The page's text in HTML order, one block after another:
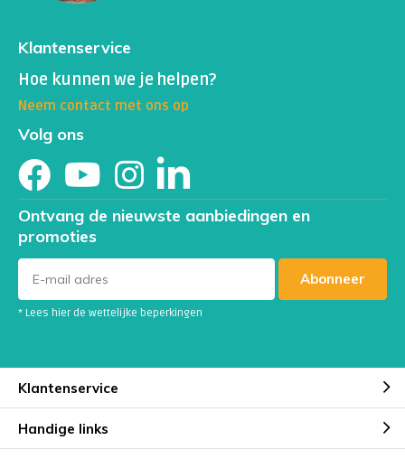
Klantenservice
Hoe kunnen we je helpen?
Neem contact met ons op
Volg ons
Ontvang de nieuwste aanbiedingen en
promoties
Abonneer
* Lees hier de wettelijke beperkingen
Klantenservice
Handige links